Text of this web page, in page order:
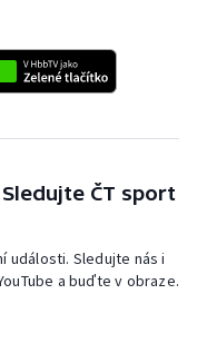
ČT sport
události. Sledujte nás i
a buďte v obraze.